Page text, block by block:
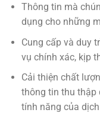
Thông tin mà
dụng cho những
Cung cấp và duy
vụ chính xác, kịp
Cải thiện chất
thông tin thu thập
tính năng của